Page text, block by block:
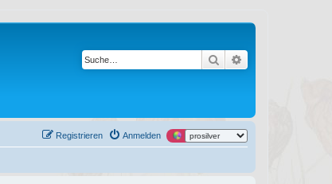
Suche
Anmelden
Registrieren